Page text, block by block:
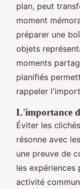
plan, peut
moment
préparer une
objets
moments
planifiés
rappeler
L'importance
Éviter les
résonne avec
une preuve de
les expériences
activité